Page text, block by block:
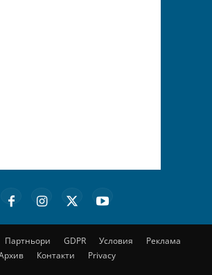
Партньори GDPR Условия
Реклама
Контакти Privacy